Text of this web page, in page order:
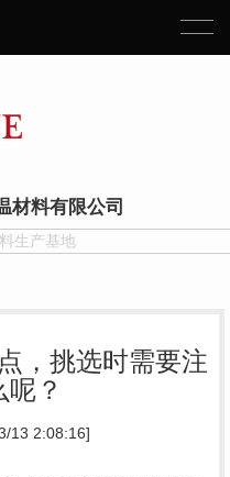
材料有限公司
生产基地
，挑选时需要注
？
13 2:08:16]